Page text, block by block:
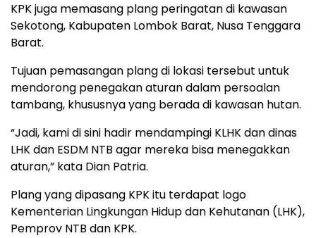
KPK juga memasang plang peringatan di kawasan
Sekotong, Kabupaten Lombok Barat, Nusa Tenggara
Barat.
Tujuan pemasangan plang di lokasi tersebut untuk
mendorong penegakan aturan dalam persoalan
tambang, khususnya yang berada di kawasan hutan.
“Jadi, kami di sini hadir mendampingi KLHK dan dinas
LHK dan ESDM NTB agar mereka bisa menegakkan
aturan,” kata Dian Patria.
Plang yang dipasang KPK itu terdapat logo
Kementerian Lingkungan Hidup dan Kehutanan (LHK),
Pemprov NTB dan KPK.